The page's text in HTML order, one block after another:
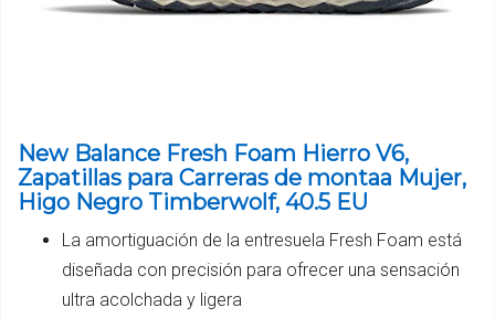
New Balance Fresh Foam Hierro V6,
Zapatillas para Carreras de montaa Mujer,
Higo Negro Timberwolf, 40.5 EU
La amortiguación de la entresuela Fresh Foam está
diseñada con precisión para ofrecer una sensación
ultra acolchada y ligera